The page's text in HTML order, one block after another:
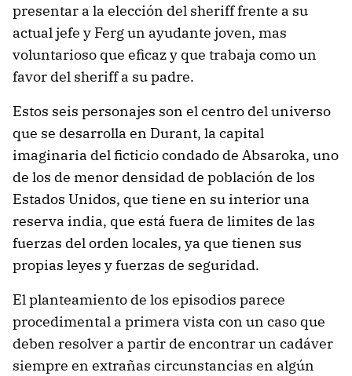
presentar a la elección del sheriff frente a su
actual jefe y Ferg un ayudante joven, mas
voluntarioso que eficaz y que trabaja como un
favor del sheriff a su padre.
Estos seis personajes son el centro del universo
que se desarrolla en Durant, la capital
imaginaria del ficticio condado de Absaroka, uno
de los de menor densidad de población de los
Estados Unidos, que tiene en su interior una
reserva india, que está fuera de limites de las
fuerzas del orden locales, ya que tienen sus
propias leyes y fuerzas de seguridad.
El planteamiento de los episodios parece
procedimental a primera vista con un caso que
deben resolver a partir de encontrar un cadáver
siempre en extrañas circunstancias en algún